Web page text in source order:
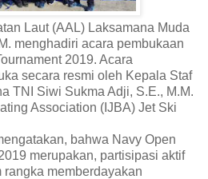
Laut (AAL) Laksamana Muda
menghadiri acara pembukaan
2019. Acara
secara resmi oleh Kepala Staf
TNI Siwi Sukma Adji, S.E., M.M.
Association (IJBA) Jet Ski
bahwa Navy Open
merupakan, partisipasi aktif
memberdayakan